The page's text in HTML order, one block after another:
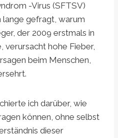
-Virus (SFTSV)
lange gefragt, warum
der 2009 erstmals in
verursacht hohe Fieber,
beim Menschen,
ich darüber, wie
können, ohne selbst
dieser